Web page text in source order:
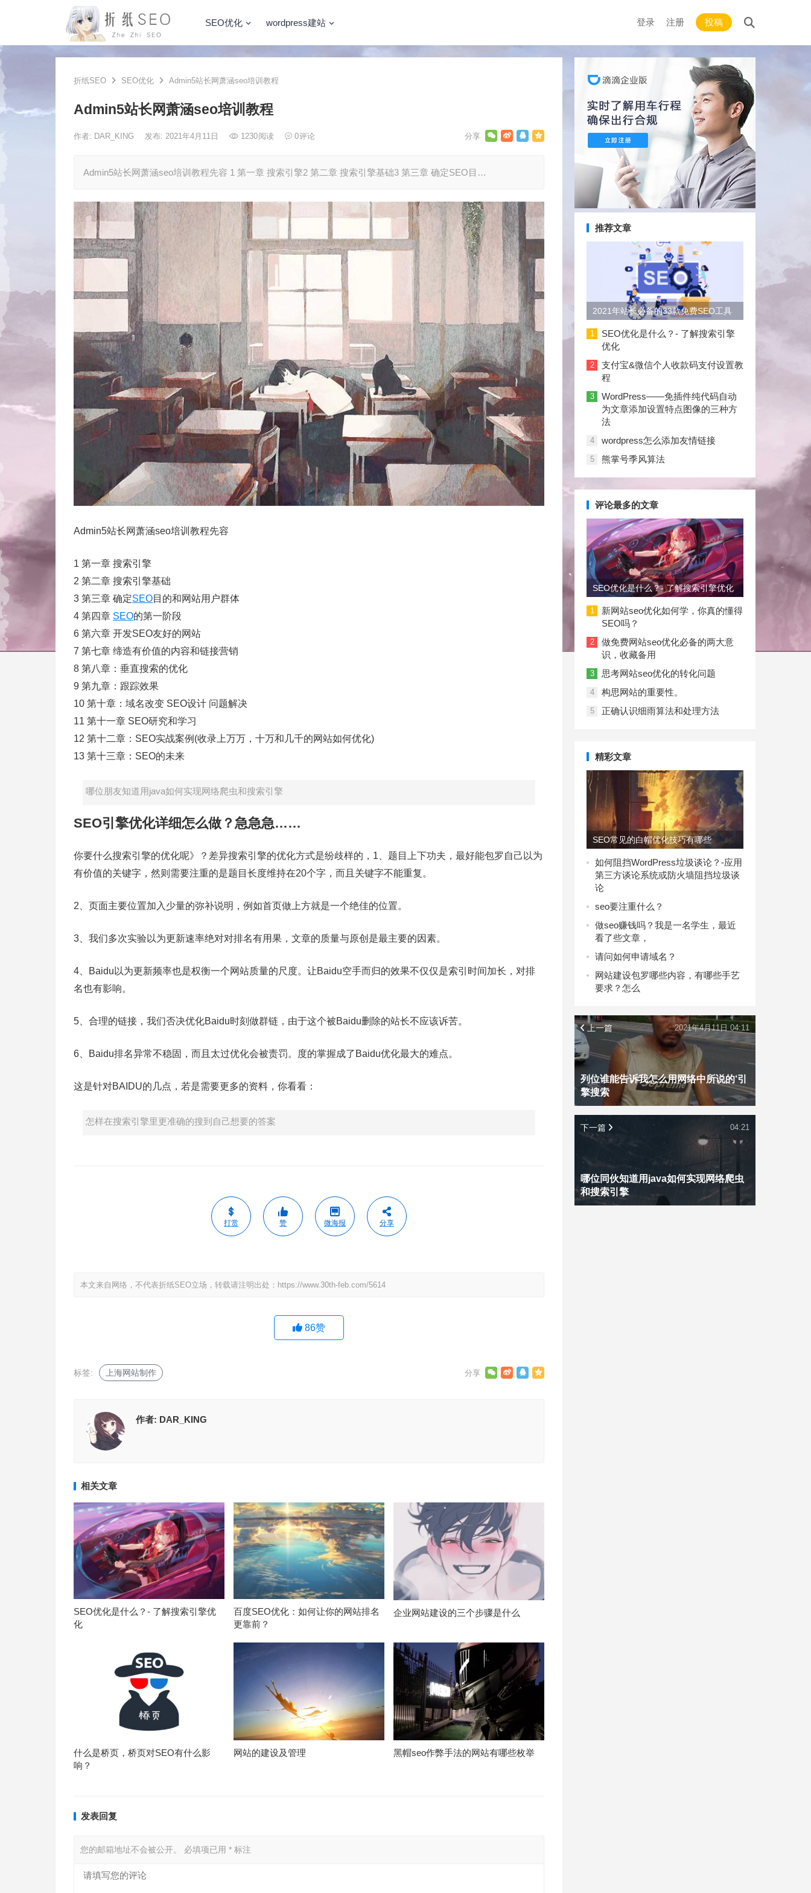
SEO优化 wordpress建站 登录 注册 投稿
折纸SEO SEO优化 Admin5站长网萧涵seo培训教程
Admin5站长网萧涵seo培训教程
作者: DAR_KING 发布: 2021年4月11日 1230阅读 0评论
Admin5站长网萧涵seo培训教程先容 1 第一章 搜索引擎2 第二章 搜索引擎基础3 第三章 确定SEO目…
Admin5站长网萧涵seo培训教程先容
1 第一章 搜索引擎
2 第二章 搜索引擎基础
3 第三章 确定SEO目的和网站用户群体
4 第四章 SEO的第一阶段
6 第六章 开发SEO友好的网站
7 第七章 缔造有价值的内容和链接营销
8 第八章：垂直搜索的优化
9 第九章：跟踪效果
10 第十章：域名改变 SEO设计 问题解决
11 第十一章 SEO研究和学习
12 第十二章：SEO实战案例(收录上万万，十万和几千的网站如何优化)
13 第十三章：SEO的未来
哪位朋友知道用java如何实现网络爬虫和搜索引擎
SEO引擎优化详细怎么做？急急急……
你要什么搜索引擎的优化呢》？差异搜索引擎的优化方式是纷歧样的，1、题目上下功夫，最好能包罗自己以为
有价值的关键字，然则需要注重的是题目长度维持在20个字，而且关键字不能重复。
2、页面主要位置加入少量的弥补说明，例如首页做上方就是一个绝佳的位置。
3、我们多次实验以为更新速率绝对对排名有用果，文章的质量与原创是最主要的因素。
4、Baidu以为更新频率也是权衡一个网站质量的尺度。让Baidu空手而归的效果不仅仅是索引时间加长，对排
名也有影响。
5、合理的链接，我们否决优化Baidu时刻做群链，由于这个被Baidu删除的站长不应该诉苦。
6、Baidu排名异常不稳固，而且太过优化会被责罚。度的掌握成了Baidu优化最大的难点。
这是针对BAIDU的几点，若是需要更多的资料，你看看：
怎样在搜索引擎里更准确的搜到自己想要的答案
打赏 赞 微海报 分享
本文来自网络，不代表折纸SEO立场，转载请注明出处： https://www.30th-feb.com/5614
86赞
标签: 上海网站制作
作者: DAR_KING
相关文章
SEO优化是什么？- 了解搜索引擎优
化
百度SEO优化：如何让你的网站排名
更靠前？
企业网站建设的三个步骤是什么
什么是桥页，桥页对SEO有什么影
响？
网站的建设及管理 黑帽seo作弊手法的网站有哪些枚举
发表回复
您的邮箱地址不会被公开。 必填项已用 * 标注
推荐文章
2021年站长必备的33款免费SEO工具
大合集
1
SEO优化是什么？- 了解搜索引擎
优化
2
支付宝&微信个人收款码支付设置教
程
3
WordPress——免插件纯代码自动
为文章添加设置特点图像的三种方
法
4 wordpress怎么添加友情链接
5 熊掌号季风算法
评论最多的文章
SEO优化是什么？- 了解搜索引擎优化
1
新网站seo优化如何学，你真的懂得
SEO吗？
2
做免费网站seo优化必备的两大意
识，收藏备用
3 思考网站seo优化的转化问题
4 构思网站的重要性。
5 正确认识细雨算法和处理方法
精彩文章
SEO常见的白帽优化技巧有哪些
如何阻挡WordPress垃圾谈论？-应用
第三方谈论系统或防火墙阻挡垃圾谈
论
seo要注重什么？
做seo赚钱吗？我是一名学生，最近
看了些文章，
请问如何申请域名？
网站建设包罗哪些内容，有哪些手艺
要求？怎么
上一篇
列位谁能告诉我怎么用网络中所说的‘引
擎搜索
2021年4月11日 04:11
下一篇
哪位同伙知道用java如何实现网络爬虫
和搜索引擎
04:21